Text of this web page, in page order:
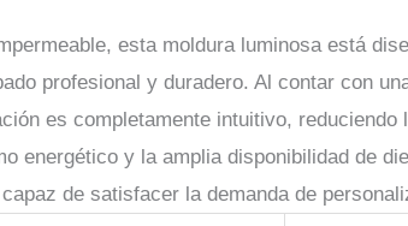
esta moldura luminosa está
profesional y duradero. Al contar con
es completamente intuitivo,
energético y la amplia disponibilidad de
de satisfacer la demanda de